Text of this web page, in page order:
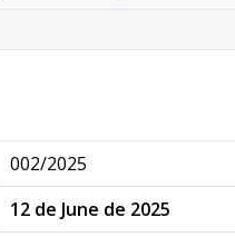
002/2025
12 de June de 2025